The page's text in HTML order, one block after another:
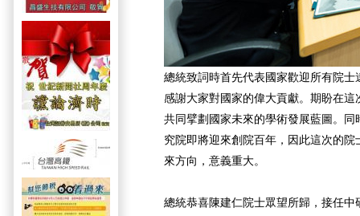
總統致詞時首先代表國家歡迎所有院
感謝大家對國家的偉大貢獻。期盼在
共同擘劃國家未來的學術發展藍圖。
究院即將迎來創院百年，因此這次的
來方向，意義重大。
總統恭喜陳建仁院士眾望所歸，接任中